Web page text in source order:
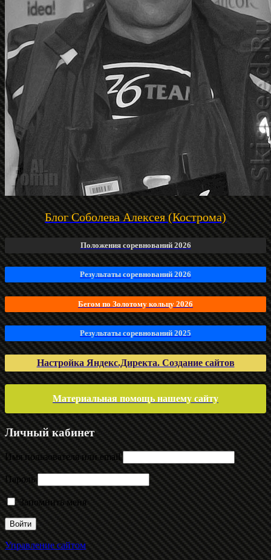
Блог Соболева Алексея (Кострома)
Положения соревнований 2026
Результаты соревнований 2026
Бегом по Золотому кольцу 2026
Результаты соревнований 2025
Настройка Яндекс.Директа. Создание сайтов
Материальная помощь нашему сайту
Личный кабинет
Имя пользователя или email
Пароль
Запомнить меня
Управление сайтом